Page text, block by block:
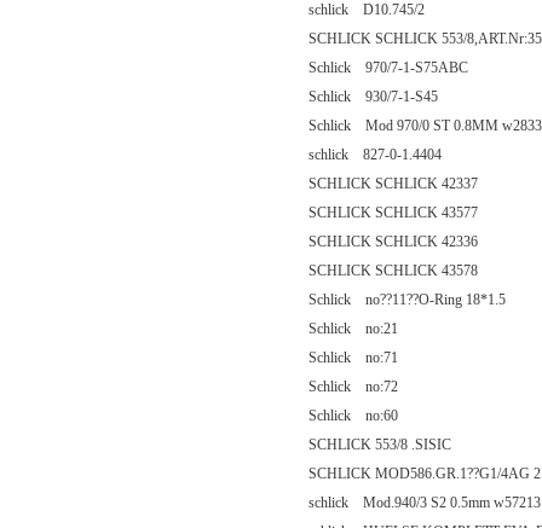
schlick D10.745/2
SCHLICK SCHLICK 553/
Schlick 970/7-1-S75ABC
Schlick 930/7-1-S45
Schlick Mod 970/0 ST 0.8MM
schlick 827-0-1.4404
SCHLICK SCHLICK 42337
SCHLICK SCHLICK 43577
SCHLICK SCHLICK 42336
SCHLICK SCHLICK 43578
Schlick no??11??O-Ring 18*1.5
Schlick no:21
Schlick no:71
Schlick no:72
Schlick no:60
SCHLICK 553/8 .SISIC
SCHLICK MOD586.GR.1??G1/4AG
schlick Mod.940/3 S2 0.5mm w57213